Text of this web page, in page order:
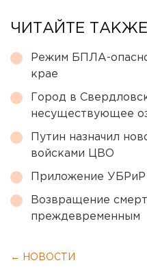
ЧИТАЙТЕ
Режим БПЛА-
крае
Город в
несуществующее
Путин назначил
войсками ЦВО
Приложение УБРиР
Возвращение
преждевременным
← НОВОСТИ